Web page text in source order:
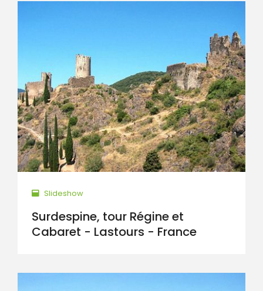
Slideshow
Surdespine, tour Régine et
Cabaret - Lastours - France